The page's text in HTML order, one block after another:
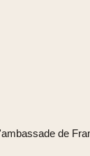
de